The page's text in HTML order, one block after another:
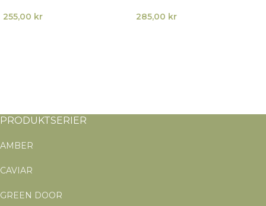
255,00 kr 285,00 kr
PRODUKTSERIER
AMBER
CAVIAR
GREEN DOOR